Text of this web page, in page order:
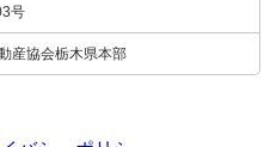
号
産協会栃木県本部